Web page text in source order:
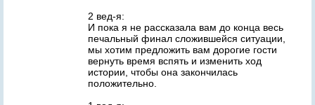
2 вед-я:
И пока я не рассказала вам до конца весь
печальный финал сложившейся ситуации,
мы хотим предложить вам дорогие гости
вернуть время вспять и изменить ход
истории, чтобы она закончилась
положительно.